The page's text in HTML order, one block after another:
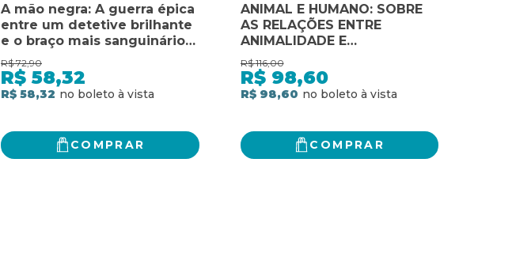
A mão negra: A guerra épica
entre um detetive brilhante
e o braço mais sanguinário
da máfia Italiana da história
dos Estados Unidos
R$ 72,90
R$ 58,32
R$ 58,32
COMPRAR
ANIMAL E HUMANO: SOBRE
AS RELAÇÕES ENTRE
ANIMALIDADE E
HUMANIDADE NA HISTÓRIA E
NO PRESENTE
R$ 116,00
R$ 98,60
R$ 98,60
COMPRAR